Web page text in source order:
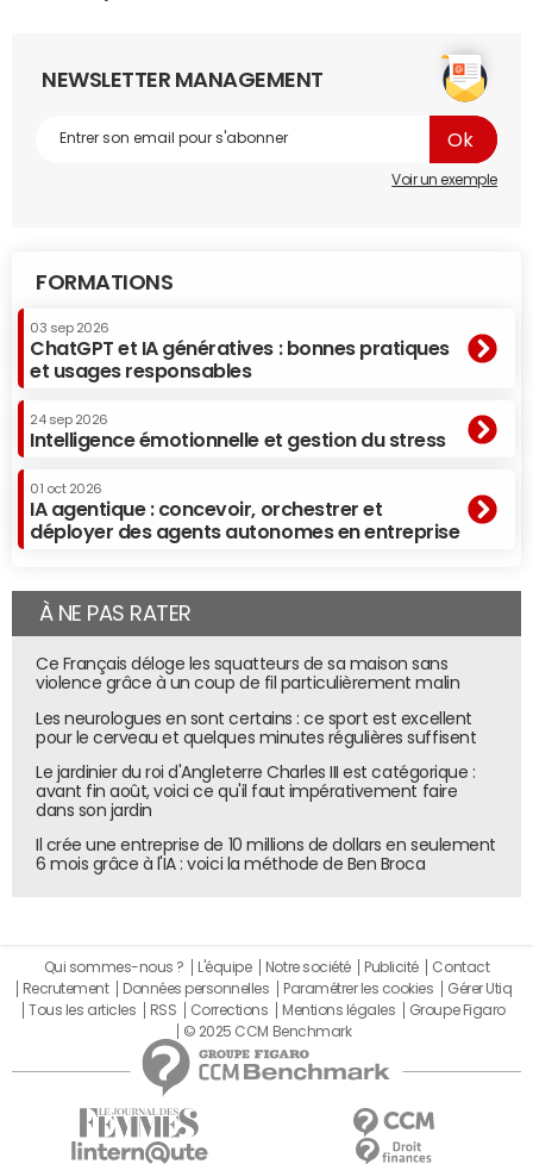
NEWSLETTER MANAGEMENT
Voir un exemple
FORMATIONS
03 sep 2026
ChatGPT et IA génératives : bonnes pratiques
et usages responsables
24 sep 2026
Intelligence émotionnelle et gestion du stress
01 oct 2026
IA agentique : concevoir, orchestrer et
déployer des agents autonomes en entreprise
À NE PAS RATER
Ce Français déloge les squatteurs de sa maison sans
violence grâce à un coup de fil particulièrement malin
Les neurologues en sont certains : ce sport est excellent
pour le cerveau et quelques minutes régulières suffisent
Le jardinier du roi d'Angleterre Charles III est catégorique :
avant fin août, voici ce qu'il faut impérativement faire
dans son jardin
Il crée une entreprise de 10 millions de dollars en seulement
6 mois grâce à l'IA : voici la méthode de Ben Broca
Qui sommes-nous ? L'équipe Notre société Publicité
Contact
Recrutement
Données personnelles Paramétrer les cookies
Gérer Utiq
Tous les articles
RSS Corrections Mentions légales
Groupe Figaro
© 2025 CCM Benchmark